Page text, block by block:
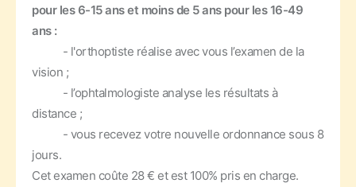
pour les 6-15 ans et moins de 5 ans pour les 16-49
ans :
- l'orthoptiste réalise avec vous l’examen de la
vision ;
- l’ophtalmologiste analyse les résultats à
distance ;
- vous recevez votre nouvelle ordonnance sous 8
jours.
Cet examen coûte 28 € et est 100% pris en charge.